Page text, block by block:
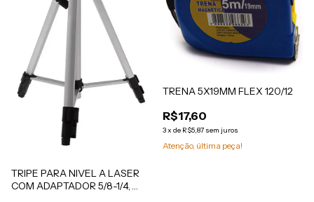
TRIPE PARA NIVEL A LASER
COM ADAPTADOR 5/8-1/4,
TRENA 5X19MM FLEX 120/12
R$17,60
3x de R$5,87 sem juros
Atenção, última peça!